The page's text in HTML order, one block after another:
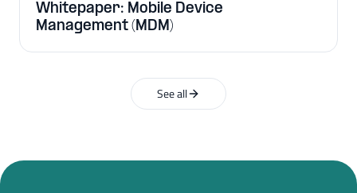
Whitepaper: Mobile Device
Management (MDM)
See all